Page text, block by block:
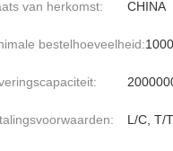
van herkomst: CHINA
bestelhoeveelheid:
L/C, T/T